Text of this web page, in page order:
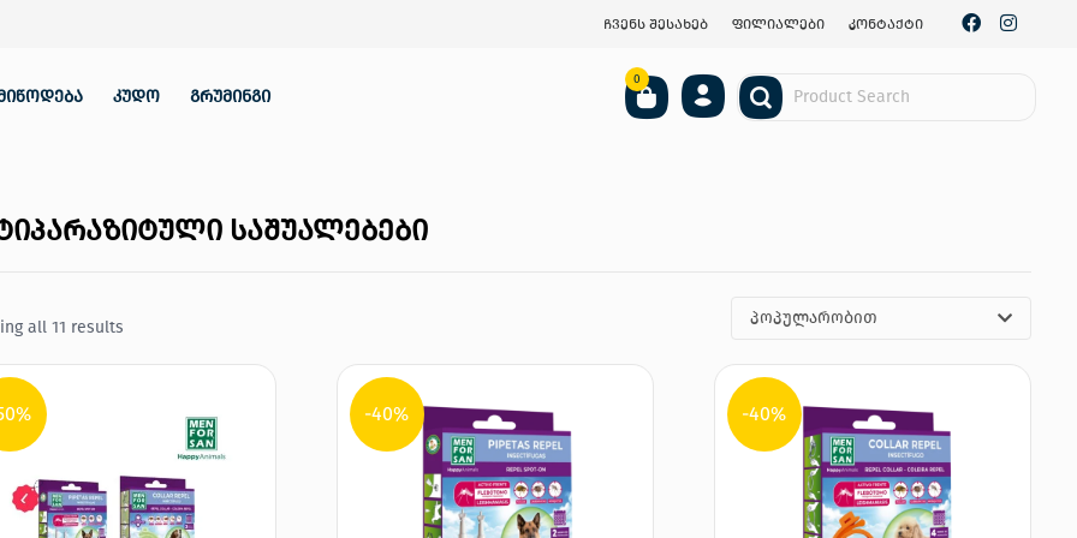
ჩვენს შესახებ ფილიალები კონტაქტი
კუდო გრუმინგი
0
საშუალებები
all 11 results პოპულარობით
-40% -40%